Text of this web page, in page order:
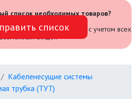
САДОВЫЙ ИНВЕНТАРЬ И
ИНСТРУМЕНТЫ
ОФИСНЫЕ ПОДВЕСНЫЕ
СВЕТИЛЬНИКИ «GEOMETRIA»
список необходимых товаров?
и мы посчитаем стоимость с учетом всех
возможных скидок
список
Кабеленесущие системы
трубка (ТУТ)